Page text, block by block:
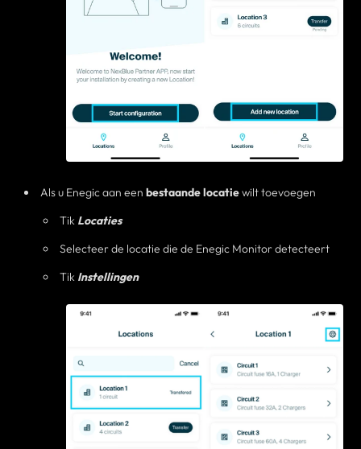
Als u Enegic aan een bestaande locatiewilt toevoegen
Tik Locaties
Selecteer de locatie die de Enegic Monitor detecteert
Tik Instellingen